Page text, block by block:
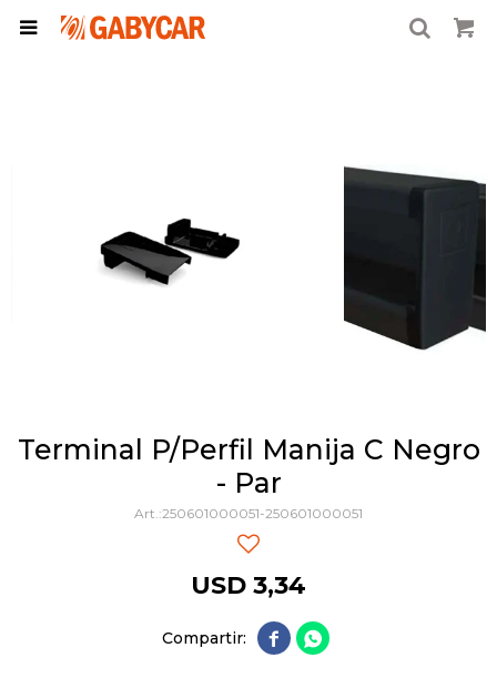

Terminal P/Perfil Manija C Negro
- Par
250601000051-250601000051
USD 3,34
 